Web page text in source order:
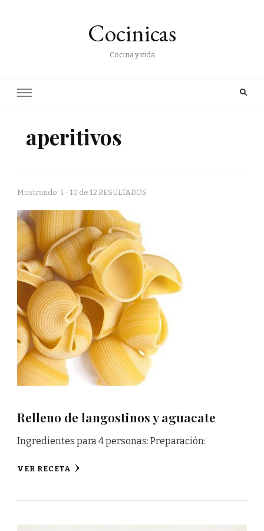
Cocinicas
Cocina y vida
aperitivos
Mostrando: 1 - 10 de 12 RESULTADOS
Relleno de langostinos y aguacate
Ingredientes para 4 personas: Preparación:
VER RECETA